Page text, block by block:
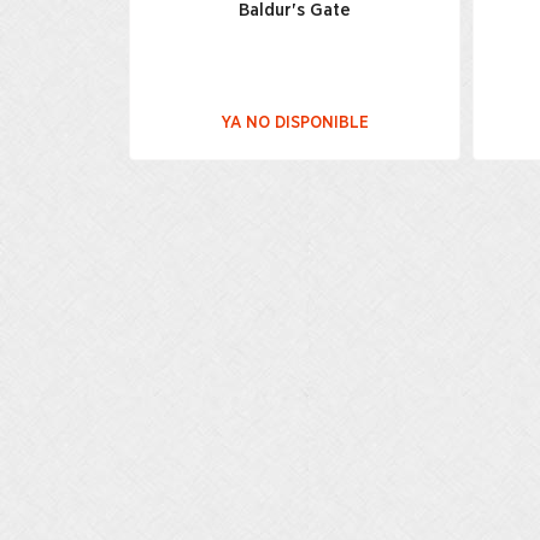
Baldur's Gate
YA NO DISPONIBLE